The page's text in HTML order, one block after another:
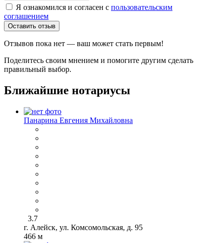
Я ознакомился и согласен с пользовательским
соглашением
Оставить отзыв
Отзывов пока нет — ваш может стать первым!
Поделитесь своим мнением и помогите другим сделать
правильный выбор.
Ближайшие нотариусы
Панарина Евгения Михайловна
3.7
г. Алейск, ул. Комсомольская, д. 95
466 м